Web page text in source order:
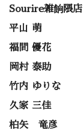
Sourire雑餉隈店
平山 萌
福間 優花
岡村 泰助
竹内 ゆりな
久家 三佳
柏矢 竜彦